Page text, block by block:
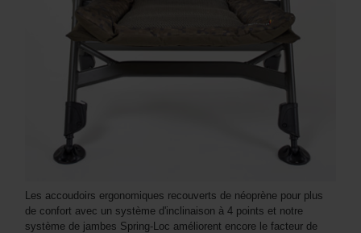
Les accoudoirs ergonomiques recouverts de néoprène pour plus
de confort avec un système d'inclinaison à 4 points et notre
système de jambes Spring-Loc améliorent encore le facteur de